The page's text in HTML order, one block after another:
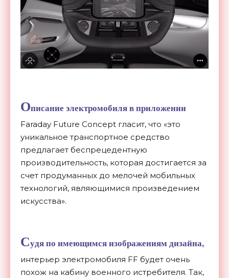
Описание электромобиля в приложении
Faraday Future Concept гласит, что «это
уникальное транспортное средство
предлагает беспрецедентную
производительность, которая достигается за
счет продуманных до мелочей мобильных
технологий, являющимися произведением
искусства».
Судя по имеющимся изображениям дизайна,
интерьер электромобиля FF будет очень
похож на кабину военного истребителя. Так,